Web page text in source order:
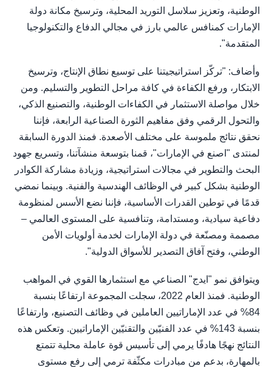
الوطنية، وتعزيز سلاسل التوريد المحلية، وترسيخ مكانة دولة
الإمارات كمنافس عالمي بارز في مجالي الدفاع والتكنولوجيا
المتقدمة".
وأضاف: "تركّز استراتيجيتنا على توسيع نطاق الإنتاج، وترسيخ
الابتكار، ورفع الكفاءة في كافة مراحل التطوير والتسليم. ومن
خلال مواصلة الاستثمار في الكفاءات الوطنية، والتصنيع الذكي،
والتحول الرقمي وفق مفاهيم الثورة الصناعية الرابعة، فإننا
نحقق نتائج ملموسة على مختلف الأصعدة. فمنذ الدورة السابقة
لمنتدى "اصنع في الإمارات"، قمنا بتوسعة منشآتنا، وتسريع جهود
البحث والتطوير في مجالات استراتيجية، وزيادة مشاركة الكوادر
الوطنية بشكل كبير في الوظائف الهندسية والفنية. وبينما نمضي
قدمًا في توطين القدرات الأساسية، فإننا نضع الأسس لمنظومة
دفاعية سيادية، ومستدامة، وتنافسية على المستوى العالمي –
مصممة ومصنّعة في دولة الإمارات لخدمة أولويات الأمن
الوطني، وفتح آفاق التصدير للأسواق الدولية".
ويتوافق نمو "ايدج" الصناعي مع استثمارها القوي في المواهب
الوطنية. فمنذ العام 2022، سجلت المجموعة ارتفاعًا بنسبة
84% في عدد الإماراتيين العاملين في وظائف التصنيع، وارتفاعًا
بنسبة 143% في عدد الفنيّين والتقنيّين الإماراتيين. وتعكس هذه
النتائج نهجًا هادفًا يرمي إلى تأسيس قوة عاملة محلية تتمتع
بالمهارة، بدعم من مبادرات مكثّفة ترمي إلى رفع مستوى